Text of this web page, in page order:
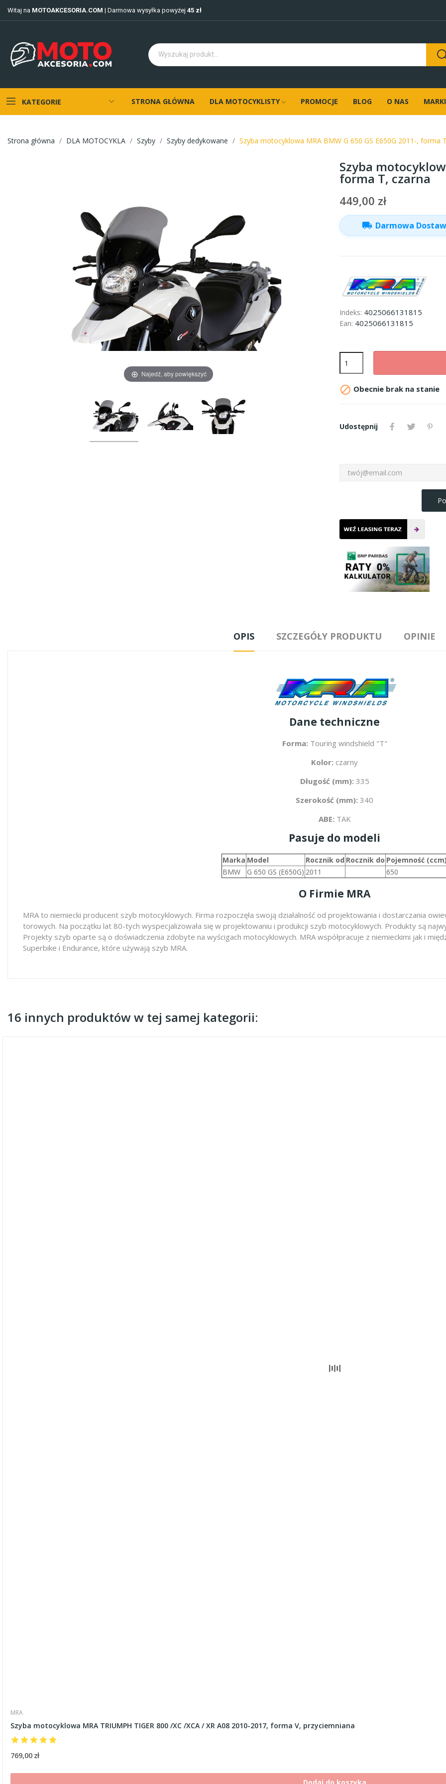
Witaj na MOTOAKCESORIA.COM | Darmowa wysyłka powyżej 45 zł
KATEGORIE STRONA GŁÓWNA DLA MOTOCYKLISTY PROMOCJE BLOG O NAS MARKI
Strona główna DLA MOTOCYKLA Szyby Szyby dedykowane Szyba motocyklowa MRA BMW G 650 GS E650G 2011-, forma
Najedź, aby powiększyć
Szyba
forma T, czarna
449,00 zł
local_shipping Darmowa
Indeks: 4025066131815
Ean: 4025066131815
 Obecnie brak na stanie
Udostępnij
OPIS SZCZEGÓŁY PRODUKTU OPINIE
Dane techniczne
Forma: Touring windshield "T"
Kolor: czarny
Długość (mm): 335
Szerokość (mm): 340
ABE: TAK
Pasuje do modeli
Marka Model Rocznik od Rocznik do Pojemność
BMW
G 650 GS (E650G) 2011 650
O Firmie MRA
MRA to niemiecki producent szyb motocyklowych. Firma rozpoczęła swoją działalność od projektowania i dostarczania
torowych. Na początku lat 80-tych wyspecjalizowała się w projektowaniu i produkcji szyb motocyklowych. Produkty są
Projekty szyb oparte są o doświadczenia zdobyte na wyścigach motocyklowych. MRA współpracuje z niemieckimi jak i
Superbike i Endurance, które używają szyb MRA.
16 innych produktów w tej samej kategorii:
MRA
Szyba motocyklowa MRA TRIUMPH TIGER 800 /XC /XCA / XR A08 2010-2017, forma V, przyciemniana
769,00 zł